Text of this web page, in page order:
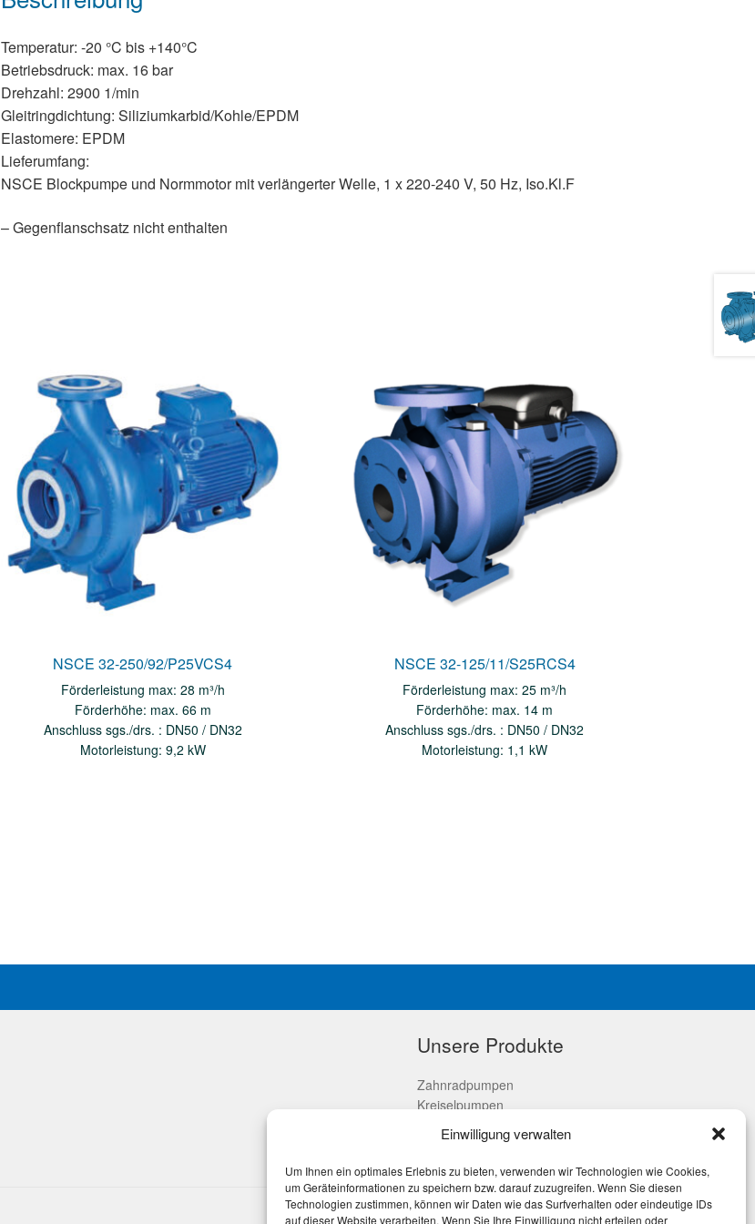
Einwilligung verwalten
Um Ihnen ein optimales Erlebnis zu bieten, verwenden wir Technologien wie Cookies,
um Geräteinformationen zu speichern bzw. darauf zuzugreifen. Wenn Sie diesen
Technologien zustimmen, können wir Daten wie das Surfverhalten oder eindeutige IDs
auf dieser Website verarbeiten. Wenn Sie Ihre Einwilligung nicht erteilen oder
Temperatur: -20 °C bis +140°C
Betriebsdruck: max. 16 bar
Drehzahl: 2900 1/min
Gleitringdichtung: Siliziumkarbid/Kohle/EPDM
Elastomere: EPDM
Lieferumfang:
NSCE Blockpumpe und Normmotor mit verlängerter Welle, 1 x 220-240 V, 50 Hz, Iso.Kl.F
– Gegenflanschsatz nicht enthalten
NSCE 32-250/92/P25VCS4
Förderleistung max: 28 m³/h
Förderhöhe: max. 66 m
Anschluss sgs./drs. : DN50 / DN32
Motorleistung: 9,2 kW
NSCE 32-125/11/S25RCS4
Förderleistung max: 25 m³/h
Förderhöhe: max. 14 m
Anschluss sgs./drs. : DN50 / DN32
Motorleistung: 1,1 kW
Unsere Produkte
Zahnradpumpen
Kreiselpumpen